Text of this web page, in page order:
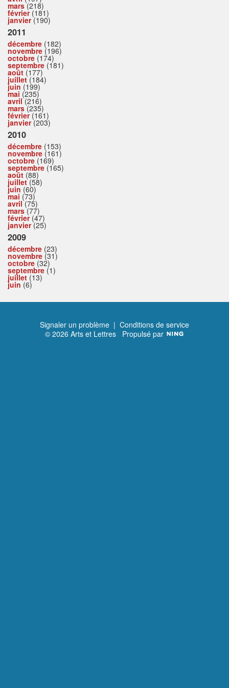
mars(218)
février(181)
janvier(190)
2011
décembre (182)
novembre (196)
octobre (174)
septembre (181)
août (177)
juillet(184)
juin (199)
mai (235)
avril(216)
mars(235)
février(161)
janvier(203)
2010
décembre (153)
novembre (161)
octobre (169)
septembre (165)
août (88)
juillet(58)
juin (60)
mai (73)
avril(75)
mars(77)
février(47)
janvier(25)
2009
décembre (23)
novembre (31)
octobre (32)
septembre (1)
juillet (13)
juin (6)
Signaler un problème | Conditions de service
© 2026 Arts et Lettres Propulsé par